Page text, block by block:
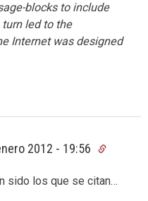
blocks to include
led to the
Internet was designed
2012 - 19:56
sido los que se citan…